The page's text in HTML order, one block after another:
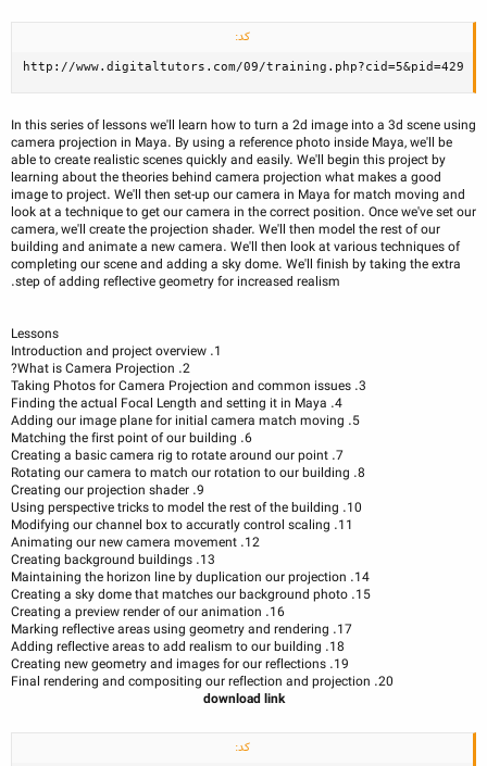
کد:
http://www.digitaltutors.com/09/training.php?cid=5&pid=429
In this series of lessons we'll learn how to turn a 2d image into a 3d scene using
camera projection in Maya. By using a reference photo inside Maya, we'll be
able to create realistic scenes quickly and easily. We'll begin this project by
learning about the theories behind camera projection what makes a good
image to project. We'll then set-up our camera in Maya for match moving and
look at a technique to get our camera in the correct position. Once we've set our
camera, we'll create the projection shader. We'll then model the rest of our
building and animate a new camera. We'll then look at various techniques of
completing our scene and adding a sky dome. We'll finish by taking the extra
step of adding reflective geometry for increased realism.
Lessons
1. Introduction and project overview
2. What is Camera Projection?
3. Taking Photos for Camera Projection and common issues
4. Finding the actual Focal Length and setting it in Maya
5. Adding our image plane for initial camera match moving
6. Matching the first point of our building
7. Creating a basic camera rig to rotate around our point
8. Rotating our camera to match our rotation to our building
9. Creating our projection shader
10. Using perspective tricks to model the rest of the building
11. Modifying our channel box to accuratly control scaling
12. Animating our new camera movement
13. Creating background buildings
14. Maintaining the horizon line by duplication our projection
15. Creating a sky dome that matches our background photo
16. Creating a preview render of our animation
17. Marking reflective areas using geometry and rendering
18. Adding reflective areas to add realism to our building
19. Creating new geometry and images for our reflections
20. Final rendering and compositing our reflection and projection​
download link
کد: